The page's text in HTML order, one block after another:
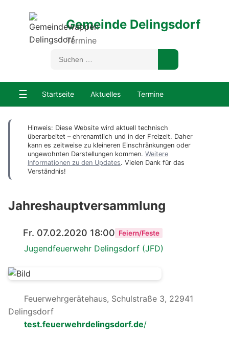
Gemeinde Delingsdorf
Termine
☰ Startseite Aktuelles Termine
Hinweis: Diese Website wird aktuell technisch
überarbeitet – ehrenamtlich und in der Freizeit. Daher
kann es zeitweise zu kleineren Einschränkungen oder
ungewohnten Darstellungen kommen. Weitere
Informationen zu den Updates. Vielen Dank für das
Verständnis!
Jahreshauptversammlung
Fr. 07.02.2020 18:00 Feiern/Feste
Jugendfeuerwehr Delingsdorf (JFD)
Feuerwehrgerätehaus, Schulstraße 3, 22941
Delingsdorf
test.feuerwehrdelingsdorf.de/